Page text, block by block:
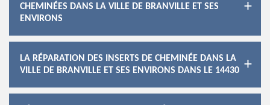
CHEMINÉES DANS LA VILLE DE BRANVILLE ET SES
ENVIRONS
LA RÉPARATION DES INSERTS DE CHEMINÉE DANS LA
VILLE DE BRANVILLE ET SES ENVIRONS DANS LE 14430